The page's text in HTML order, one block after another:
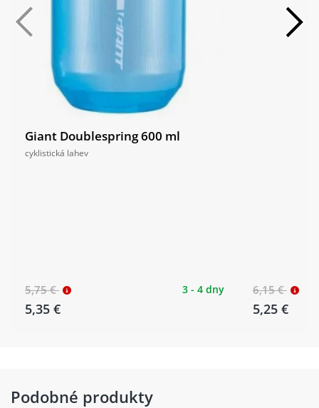
Giant Doublespring 600 ml
cyklistická lahev
5,75 €
5,35 €
3 - 4 dny 6,15 €
5,25 €
Podobné produkty